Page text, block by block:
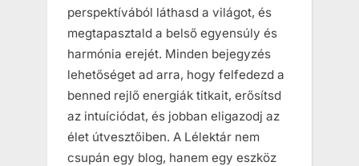
perspektívából láthasd a világot, és
megtapasztald a belső egyensúly és
harmónia erejét. Minden bejegyzés
lehetőséget ad arra, hogy felfedezd a
benned rejlő energiák titkait, erősítsd
az intuíciódat, és jobban eligazodj az
élet útvesztőiben. A Lélektár nem
csupán egy blog, hanem egy eszköz